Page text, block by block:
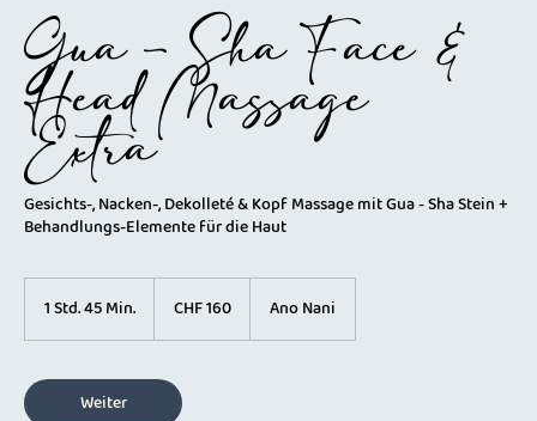
Gua - Sha Face &
Head Massage
Extra
Gesichts-, Nacken-, Dekolleté & Kopf Massage mit Gua - Sha Stein +
Behandlungs-Elemente für die Haut
1 Std. 45 Min.
d
Franken
CHF 160 Ano Nani
Weiter